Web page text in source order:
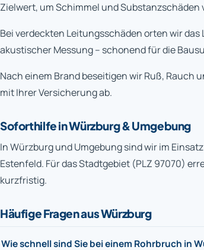
Zielwert, um Schimmel und Substanzschäden
Bei verdeckten Leitungsschäden orten wir
akustischer Messung – schonend für die
Nach einem Brand beseitigen wir Ruß, Rauch
mit Ihrer Versicherung ab.
Soforthilfe in Würzburg & Umgebung
In Würzburg und Umgebung sind wir im
Estenfeld. Für das Stadtgebiet (PLZ 97070)
kurzfristig.
Häufige Fragen aus Würzburg
Wie schnell sind Sie bei einem Rohrbruch in